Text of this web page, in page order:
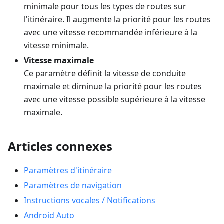
minimale pour tous les types de routes sur
l'itinéraire. Il augmente la priorité pour les routes
avec une vitesse recommandée inférieure à la
vitesse minimale.
Vitesse maximale
Ce paramètre définit la vitesse de conduite
maximale et diminue la priorité pour les routes
avec une vitesse possible supérieure à la vitesse
maximale.
Articles connexes
Paramètres d'itinéraire
Paramètres de navigation
Instructions vocales / Notifications
Android Auto